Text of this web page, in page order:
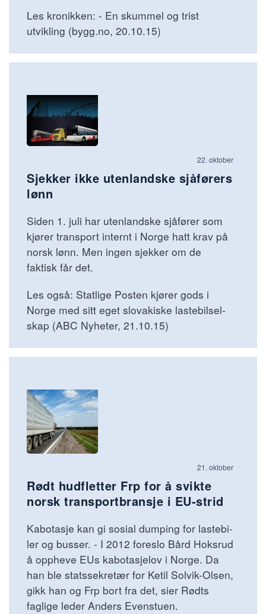
Les kronikken: - En skummel og trist
utvikling (bygg.no, 20.10.15)
22. oktober
Sjekker ikke utenlandske sjåførers
lønn
Siden 1. juli har utenlandske sjåfører som
kjører transport internt i Norge hatt krav på
norsk lønn. Men ingen sjekker om de
faktisk får det.
Les også: Statlige Posten kjører gods i
Norge med sitt eget slo­va­kiske laste­bil­sel­
skap (ABC Nyheter, 21.10.15)
21. oktober
Rødt hudfletter Frp for å svikte
norsk transportbransje i EU-strid
Kabotasje kan gi sosial dumping for laste­bi­
ler og busser. - I 2012 foreslo Bård Hoksrud
å oppheve EUs kabotasjelov i Norge. Da
han ble statssekretær for Ketil Solvik-Olsen,
gikk han og Frp bort fra det, sier Rødts
faglige leder Anders Evenstuen.